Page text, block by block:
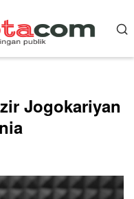
Jogokariyan